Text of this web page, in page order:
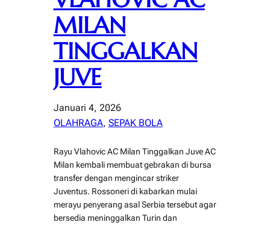
MILAN
TINGGALKAN
JUVE
Januari 4, 2026
OLAHRAGA, SEPAK BOLA
Rayu Vlahovic AC Milan Tinggalkan Juve AC
Milan kembali membuat gebrakan di bursa
transfer dengan mengincar striker
Juventus. Rossoneri di kabarkan mulai
merayu penyerang asal Serbia tersebut agar
bersedia meninggalkan Turin dan